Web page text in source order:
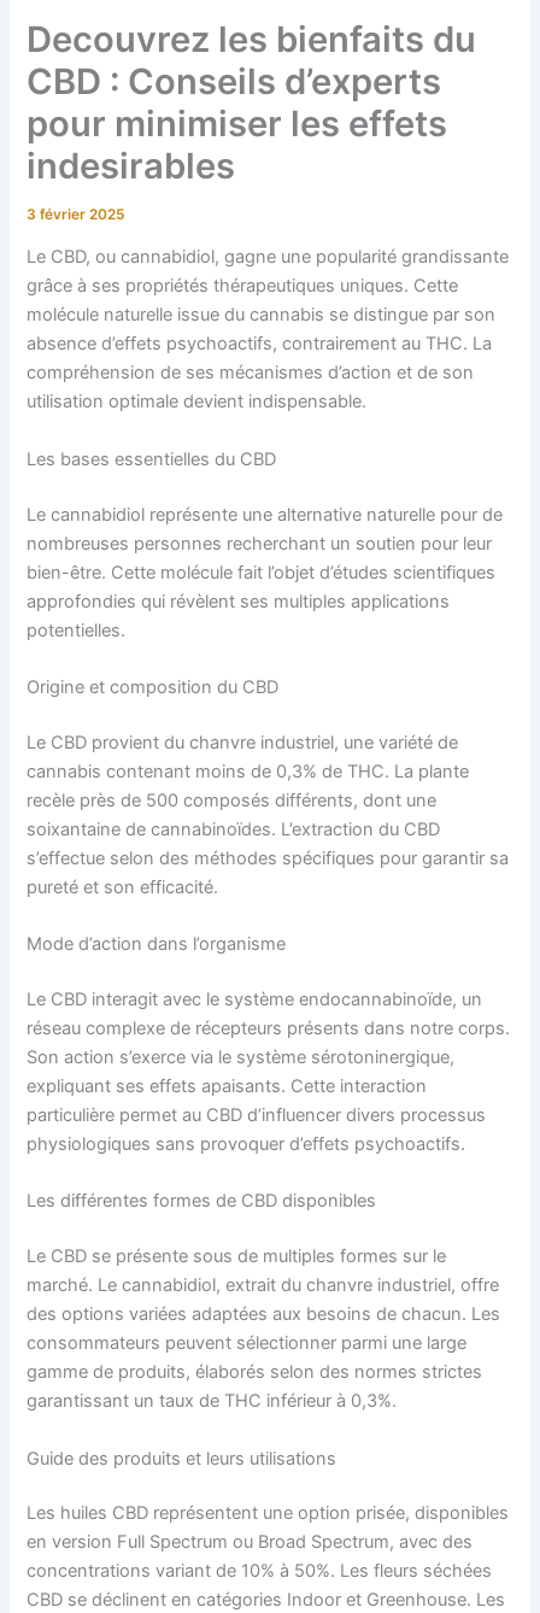
Decouvrez les bienfaits du
CBD : Conseils d’experts
pour minimiser les effets
indesirables
3 février 2025
Le CBD, ou cannabidiol, gagne une popularité grandissante
grâce à ses propriétés thérapeutiques uniques. Cette
molécule naturelle issue du cannabis se distingue par son
absence d’effets psychoactifs, contrairement au THC. La
compréhension de ses mécanismes d’action et de son
utilisation optimale devient indispensable.
Les bases essentielles du CBD
Le cannabidiol représente une alternative naturelle pour de
nombreuses personnes recherchant un soutien pour leur
bien-être. Cette molécule fait l’objet d’études scientifiques
approfondies qui révèlent ses multiples applications
potentielles.
Origine et composition du CBD
Le CBD provient du chanvre industriel, une variété de
cannabis contenant moins de 0,3% de THC. La plante
recèle près de 500 composés différents, dont une
soixantaine de cannabinoïdes. L’extraction du CBD
s’effectue selon des méthodes spécifiques pour garantir sa
pureté et son efficacité.
Mode d’action dans l’organisme
Le CBD interagit avec le système endocannabinoïde, un
réseau complexe de récepteurs présents dans notre corps.
Son action s’exerce via le système sérotoninergique,
expliquant ses effets apaisants. Cette interaction
particulière permet au CBD d’influencer divers processus
physiologiques sans provoquer d’effets psychoactifs.
Les différentes formes de CBD disponibles
Le CBD se présente sous de multiples formes sur le
marché. Le cannabidiol, extrait du chanvre industriel, offre
des options variées adaptées aux besoins de chacun. Les
consommateurs peuvent sélectionner parmi une large
gamme de produits, élaborés selon des normes strictes
garantissant un taux de THC inférieur à 0,3%.
Guide des produits et leurs utilisations
Les huiles CBD représentent une option prisée, disponibles
en version Full Spectrum ou Broad Spectrum, avec des
concentrations variant de 10% à 50%. Les fleurs séchées
CBD se déclinent en catégories Indoor et Greenhouse. Les